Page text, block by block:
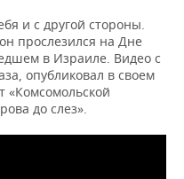
и с другой стороны.
прослезился на Дне
в Израиле. Видео с
опубликовал в своем
«Комсомольской
до слез».